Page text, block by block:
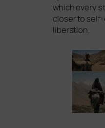
which every
clo­ser to
liberation.